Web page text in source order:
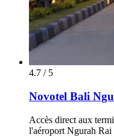
4.7 / 5
Novotel Bali
Accès direct aux
l'aéroport Ngurah Rai